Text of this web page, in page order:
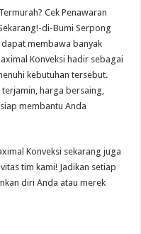
Cek Penawaran
di-Bumi Serpong
membawa banyak
Konveksi hadir sebagai
kebutuhan tersebut.
terjamin, harga bersaing,
membantu Anda
Konveksi sekarang juga
tim kami! Jadikan setiap
diri Anda atau merek